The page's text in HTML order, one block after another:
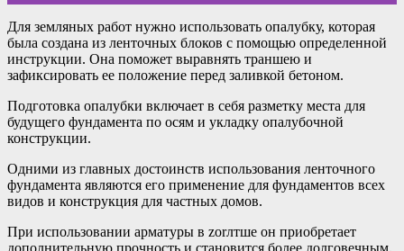
Для земляных работ нужно использовать опалубку, которая
была создана из ленточных блоков с помощью определенной
инструкции. Она поможет выравнять траншею и
зафиксировать ее положение перед заливкой бетоном.
Подготовка опалубки включает в себя разметку места для
будущего фундамента по осям и укладку опалубочной
конструкции.
Одними из главных достоинств использования ленточного
фундамента являются его применение для фундаментов всех
видов и конструкция для частных домов.
При использовании арматуры в zоrлтше он приобретает